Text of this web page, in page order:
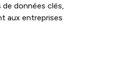
données clés,
aux entreprises